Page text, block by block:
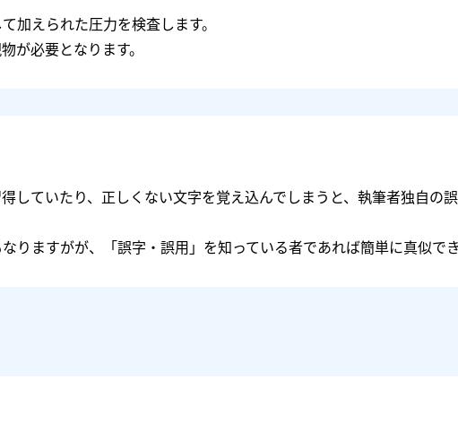
加えられた圧力を検査します。
が必要となります。
していたり、正しくない文字を覚え込んでしまうと、執筆者独自の
りますがが、「誤字・誤用」を知っている者であれば簡単に真似で